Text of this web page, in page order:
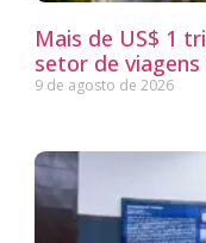
Mais de US$ 1
setor de
9 de agosto de 2026